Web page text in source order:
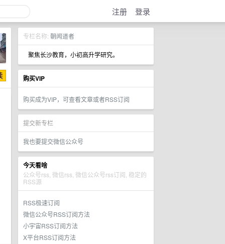
注册 登录
专栏名称: 朝闻道者
聚焦长沙教育，小初高升学研究。
购买VIP
购买成为VIP，可查看文章或者RSS订阅
提交新专栏
我也要提交微信公众号
今天看啥
公众号rss, 微信rss, 微信公众号rss订阅, 稳定的
RSS源
RSS极速订阅
微信公众号RSS订阅方法
小宇宙RSS订阅方法
X平台RSS订阅方法